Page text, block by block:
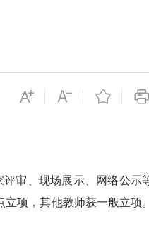
审、现场展示、网络公示
项，其他教师获一般立项